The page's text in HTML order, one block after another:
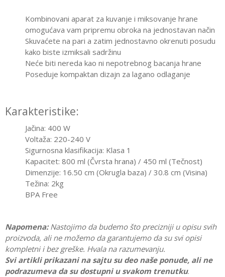
Kombinovani aparat za kuvanje i miksovanje hrane
omogućava vam pripremu obroka na jednostavan način
Skuvaćete na pari a zatim jednostavno okrenuti posudu
kako biste izmiksali sadržinu
Neće biti nereda kao ni nepotrebnog bacanja hrane
Poseduje kompaktan dizajn za lagano odlaganje
Karakteristike:
Jačina: 400 W
Voltaža: 220-240 V
Sigurnosna klasifikacija: Klasa 1
Kapacitet: 800 ml (Čvrsta hrana) / 450 ml (Tečnost)
Dimenzije: 16.50 cm (Okrugla baza) / 30.8 cm (Visina)
Težina: 2kg
BPA Free
Napomena:Nastojimo da budemo što precizniji u opisu svih
proizvoda, ali ne možemo da garantujemo da su svi opisi
kompletni i bez greške. Hvala na razumevanju.
Svi artikli prikazani na sajtu su deo naše ponude, ali ne
podrazumeva da su dostupni u svakom trenutku.